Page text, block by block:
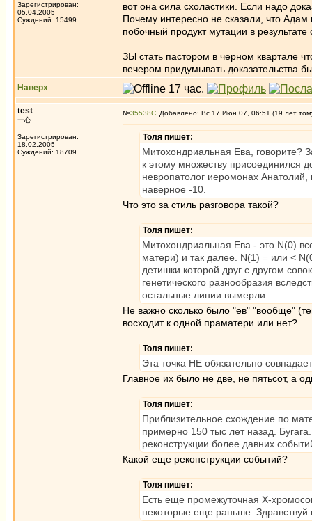
Зарегистрирован:
05.04.2005
Суждений: 15499
вот она сила схоластики. Если надо
Почему интересно не сказали, что
побочный продукт мутации в
ЗЫ стать пастором в черном квартале
вечером придумывать доказательства
Наверх
test
一心
Зарегистрирован:
18.02.2005
Суждений: 18709
№35538 Добавлено: Вс 17 Июн 07, 06:51 (19 лет
Толя пишет:
Митохондриальная Ева, говорите?
к этому множеству присоединился
невропатолог иеромонах
наверное -10.
Что это за стиль разговора такой?
Толя пишет:
Митохондриальная Ева - это N(0)
матери) и так далее. N(1) = или <
детишки которой друг с другом
генетического разнообразия
остальные линии вымерли.
Не важно сколько было "ев" "вообще"
восходит к одной праматери или нет?
Толя пишет:
Эта точка НЕ обязательно
Главное их было не две, не пятьсот, а
Толя пишет:
Приблизительное схождение по
примерно 150 тыс лет назад.
реконструкции более давних
Какой еще реконструкции событий?
Толя пишет:
Есть еще промежуточная X-
некоторые еще раньше.